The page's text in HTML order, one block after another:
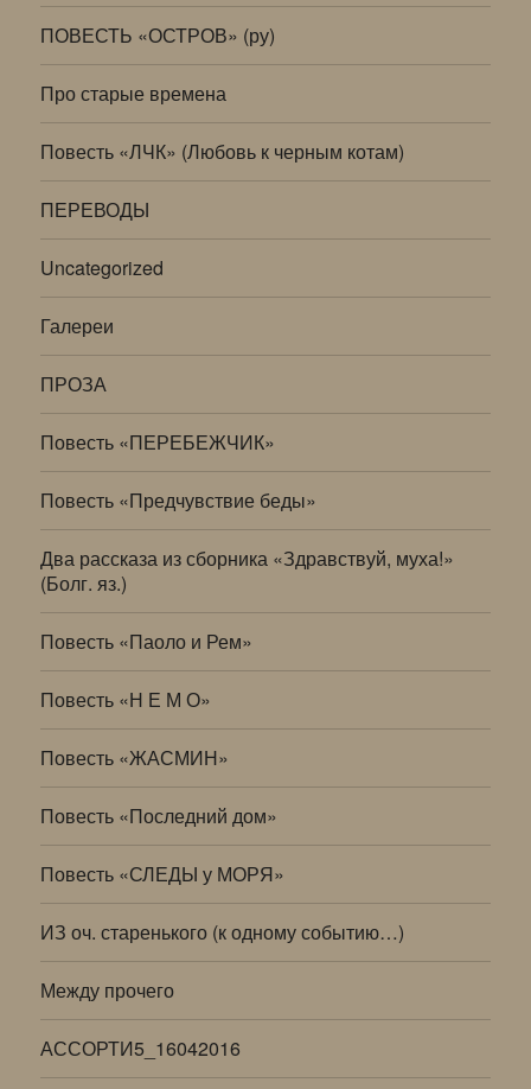
ПОВЕСТЬ «ОСТРОВ» (ру)
Про старые времена
Повесть «ЛЧК» (Любовь к черным котам)
ПЕРЕВОДЫ
Uncategorized
Галереи
ПРОЗА
Повесть «ПЕРЕБЕЖЧИК»
Повесть «Предчувствие беды»
Два рассказа из сборника «Здравствуй, муха!»
(Болг. яз.)
Повесть «Паоло и Рем»
Повесть «Н Е М О»
Повесть «ЖАСМИН»
Повесть «Последний дом»
Повесть «СЛЕДЫ у МОРЯ»
ИЗ оч. старенького (к одному событию…)
Между прочего
АССОРТИ5_16042016